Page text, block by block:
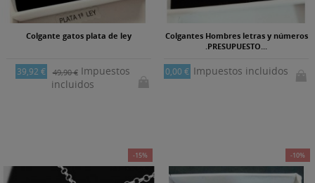
Colgante gatos plata de ley
39,92 € 49,90 €Impuestos
incluidos
Colgantes Hombres letras y números
.PRESUPUESTO...
0,00 € Impuestos incluidos
-15% -10%